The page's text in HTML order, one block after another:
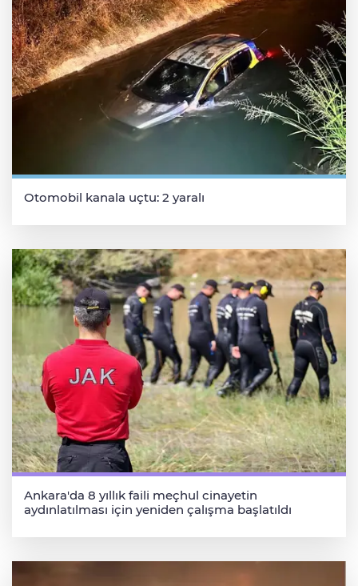
Otomobil kanala uçtu: 2 yaralı
Ankara'da 8 yıllık faili meçhul cinayetin
aydınlatılması için yeniden çalışma başlatıldı